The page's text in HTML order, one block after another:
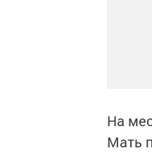
На
Мать